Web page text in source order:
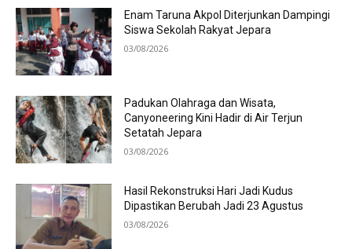
Enam Taruna Akpol Diterjunkan Dampingi
Siswa Sekolah Rakyat Jepara
03/08/2026
Padukan Olahraga dan Wisata,
Canyoneering Kini Hadir di Air Terjun
Setatah Jepara
03/08/2026
Hasil Rekonstruksi Hari Jadi Kudus
Dipastikan Berubah Jadi 23 Agustus
03/08/2026